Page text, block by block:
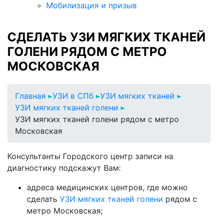
Мобилизация и призыв
СДЕЛАТЬ УЗИ МЯГКИХ ТКАНЕЙ
ГОЛЕНИ РЯДОМ С МЕТРО
МОСКОВСКАЯ
Главная УЗИ в СПб
УЗИ мягких тканей
УЗИ мягких тканей голени
УЗИ мягких тканей голени рядом с метро
Московская
Консультанты Городского центр записи на
диагностику подскажут Вам:
адреса медицинских центров, где можно
сделать УЗИ мягких тканей голени рядом с
метро Московская;